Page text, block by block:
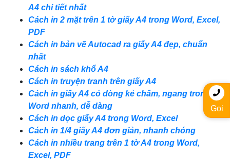
A4 chi tiết nhất
Cách in 2 mặt trên 1 tờ giấy A4 trong Word, Excel,
PDF
Cách in bản vẽ Autocad ra giấy A4 đẹp, chuẩn
nhất
Cách in sách khổ A4
Cách in truyện tranh trên giấy A4
Cách in giấy A4 có dòng kẻ chấm, ngang trong
Word nhanh, dễ dàng
Cách in dọc giấy A4 trong Word, Excel
Cách in 1/4 giấy A4 đơn giản, nhanh chóng
Cách in nhiều trang trên 1 tờ A4 trong Word,
Excel, PDF
Gọi